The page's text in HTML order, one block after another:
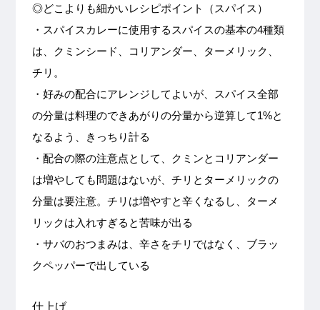
◎どこよりも細かいレシピポイント（スパイス）
・スパイスカレーに使用するスパイスの基本の4種類
は、クミンシード、コリアンダー、ターメリック、
チリ。
・好みの配合にアレンジしてよいが、スパイス全部
の分量は料理のできあがりの分量から逆算して1%と
なるよう、きっちり計る
・配合の際の注意点として、クミンとコリアンダー
は増やしても問題はないが、チリとターメリックの
分量は要注意。チリは増やすと辛くなるし、ターメ
リックは入れすぎると苦味が出る
・サバのおつまみは、辛さをチリではなく、ブラッ
クペッパーで出している
仕上げ